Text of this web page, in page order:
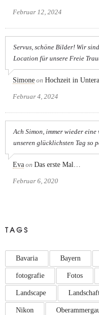
Februar 12, 2024
Servus, schöne Bilder! Wir
Location für unsere Freie
Simone on Hochzeit in
Februar 4, 2024
Ach Simon, immer wieder
unseren glücklichsten Tag so
Eva on Das erste Mal…
Februar 6, 2020
TAGS
Bavaria Bayern
fotografie Fotos
Landscape
Nikon